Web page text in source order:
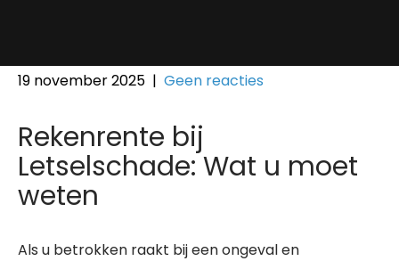
19 november 2025 | Geen reacties
Rekenrente bij
Letselschade: Wat u moet
weten
Als u betrokken raakt bij een ongeval en